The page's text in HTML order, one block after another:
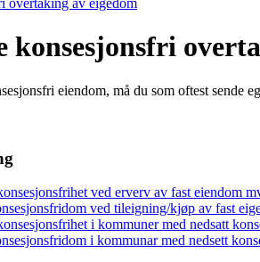
overtaking av eigedom
eiendom, må du som oftest
ved erverv av fast eiendom
ved tileigning/kjøp av fast
i kommuner med nedsatt
i kommunar med nedsett